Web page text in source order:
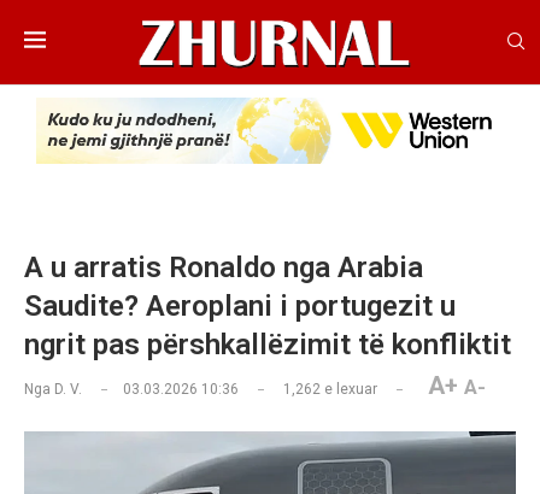
A u arratis Ronaldo nga Arabia
Saudite? Aeroplani i portugezit u
ngrit pas përshkallëzimit të konfliktit
Nga D. V. 03.03.2026 10:36 1,262 e lexuar A+ A-